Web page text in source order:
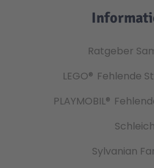
Ratgeber
LEGO® Fehlende
PLAYMOBIL®
Sylvanian